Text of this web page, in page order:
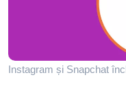
Instagram și Snapchat